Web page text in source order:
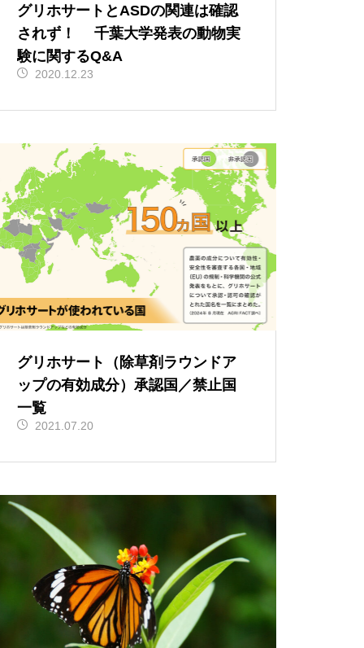
グリホサートとASDの関連は確認
されず！ 千葉大学発表の動物実
験に関するQ&A
2020.12.23
グリホサート（除草剤ラウンドア
ップの有効成分）承認国／禁止国
一覧
2021.07.20